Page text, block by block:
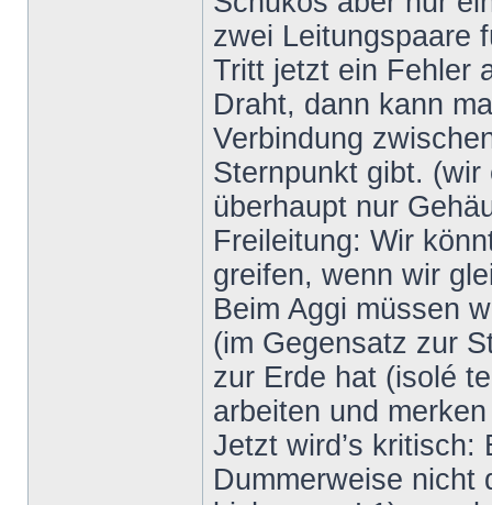
zwei Leitungspaare
Tritt jetzt ein Fehler
Draht, dann kann
Verbindung
Sternpunkt gibt.
überhaupt nur
Freileitung: Wir
greifen, wenn wir
Beim Aggi müssen
(im Gegensatz zur
zur Erde hat (isolé
arbeiten und
Jetzt wird’s
Dummerweise nicht